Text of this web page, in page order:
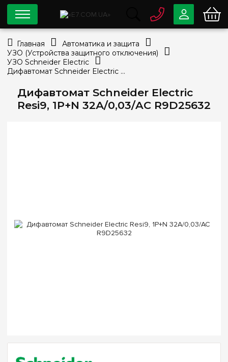
Дифавтомат Schneider Electric
Resi9, 1P+N 32А/0,03/AC R9D25632
0 800 33-63-07
Бесплатно
info@e7.com.ua
044
Viber Telegram
Главная
Автоматика и защита
УЗО (Устройства защитного отключения)
УЗО Schneider Electric
Дифавтомат Schneider Electric Resi9, 1P+N 32А/0,03/AC R9D25632